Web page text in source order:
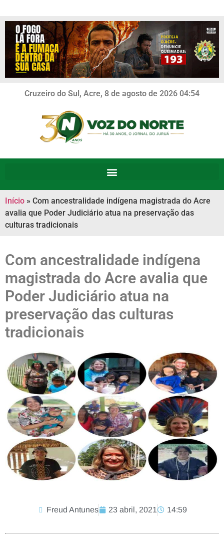
Cruzeiro do Sul, Acre, 8 de agosto de 2026 04:54
Início » Com ancestralidade indígena magistrada do Acre
avalia que Poder Judiciário atua na preservação das
culturas tradicionais
Com ancestralidade indígena
magistrada do Acre avalia que
Poder Judiciário atua na
preservação das culturas
tradicionais
Freud Antunes 23 abril, 2021 14:59